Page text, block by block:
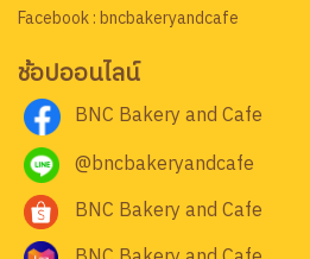
Facebook : bncbakeryandcafe
ช้อปออนไลน์
BNC Bakery and Cafe
@bncbakeryandcafe
BNC Bakery and Cafe